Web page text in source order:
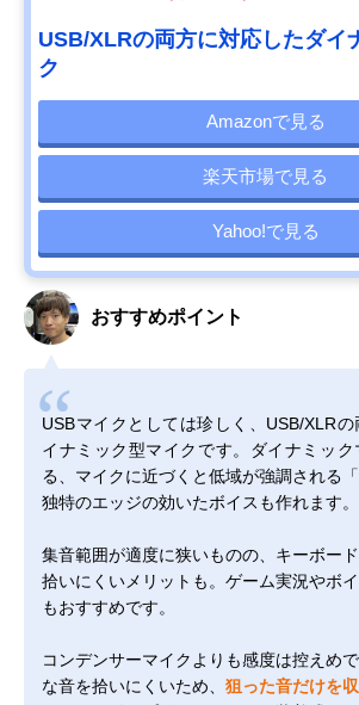
USB/XLRの両方に対応したダイ
ク
Amazonで見る
楽天市場で見る
Yahoo!で見る
おすすめポイント
USBマイクとしては珍しく、USB/XLR
イナミック型マイクです。ダイナミッ
る、マイクに近づくと低域が強調される
独特のエッジの効いたボイスも作れます。
集音範囲が適度に狭いものの、キーボー
拾いにくいメリットも。ゲーム実況やボ
もおすすめです。
コンデンサーマイクよりも感度は控えめ
な音を拾いにくいため、 狙った音だけを